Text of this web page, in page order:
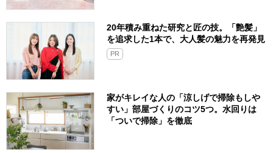
20年積み重ねた研究と匠の技。「艶髪」
を追求した1本で、大人髪の魅力を再発見
PR
家がキレイな人の「涼しげで掃除もしや
すい」部屋づくりのコツ5つ。水回りは
「ついで掃除」を徹底